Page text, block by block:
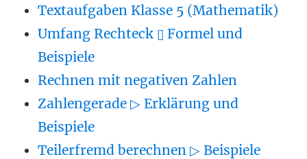
Textaufgaben Klasse 5 (Mathematik)
Umfang Rechteck ▯ Formel und
Beispiele
Rechnen mit negativen Zahlen
Zahlengerade ▷ Erklärung und
Beispiele
Teilerfremd berechnen ▷ Beispiele